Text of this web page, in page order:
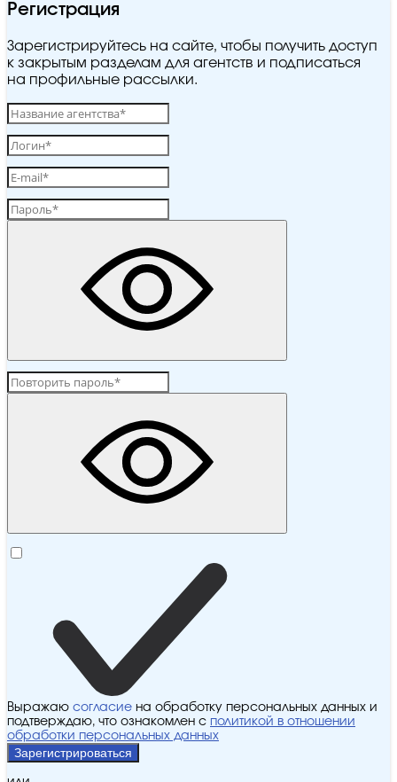
Регистрация
Зарегистрируйтесь на сайте, чтобы получить доступ
к закрытым разделам для агентств и подписаться
на профильные рассылки.
Выражаю согласие на обработку персональных данных и
подтверждаю, что ознакомлен с политикой в отношении
обработки персональных данных
Зарегистрироваться